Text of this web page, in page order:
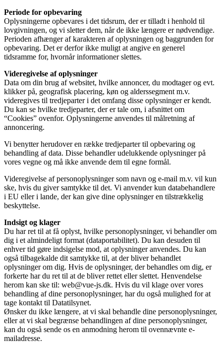
Periode for opbevaring
Oplysningerne opbevares i det tidsrum, der er tilladt i henhold til
lovgivningen, og vi sletter dem, når de ikke længere er nødvendige.
Perioden afhænger af karakteren af oplysningen og baggrunden for
opbevaring. Det er derfor ikke muligt at angive en generel
tidsramme for, hvornår informationer slettes.
Videregivelse af oplysninger
Data om din brug af websitet, hvilke annoncer, du modtager og evt.
klikker på, geografisk placering, køn og alderssegment m.v.
videregives til tredjeparter i det omfang disse oplysninger er kendt.
Du kan se hvilke tredjeparter, der er tale om, i afsnittet om
“Cookies” ovenfor. Oplysningerne anvendes til målretning af
annoncering.
Vi benytter herudover en række tredjeparter til opbevaring og
behandling af data. Disse behandler udelukkende oplysninger på
vores vegne og må ikke anvende dem til egne formål.
Videregivelse af personoplysninger som navn og e-mail m.v. vil kun
ske, hvis du giver samtykke til det. Vi anvender kun databehandlere
i EU eller i lande, der kan give dine oplysninger en tilstrækkelig
beskyttelse.
Indsigt og klager
Du har ret til at få oplyst, hvilke personoplysninger, vi behandler om
dig i et almindeligt format (dataportabilitet). Du kan desuden til
enhver tid gøre indsigelse mod, at oplysninger anvendes. Du kan
også tilbagekalde dit samtykke til, at der bliver behandlet
oplysninger om dig. Hvis de oplysninger, der behandles om dig, er
forkerte har du ret til at de bliver rettet eller slettet. Henvendelse
herom kan ske til: web@vue-js.dk. Hvis du vil klage over vores
behandling af dine personoplysninger, har du også mulighed for at
tage kontakt til Datatilsynet.
Ønsker du ikke længere, at vi skal behandle dine personoplysninger,
eller at vi skal begrænse behandlingen af dine personoplysninger,
kan du også sende os en anmodning herom til ovennævnte e-
mailadresse.